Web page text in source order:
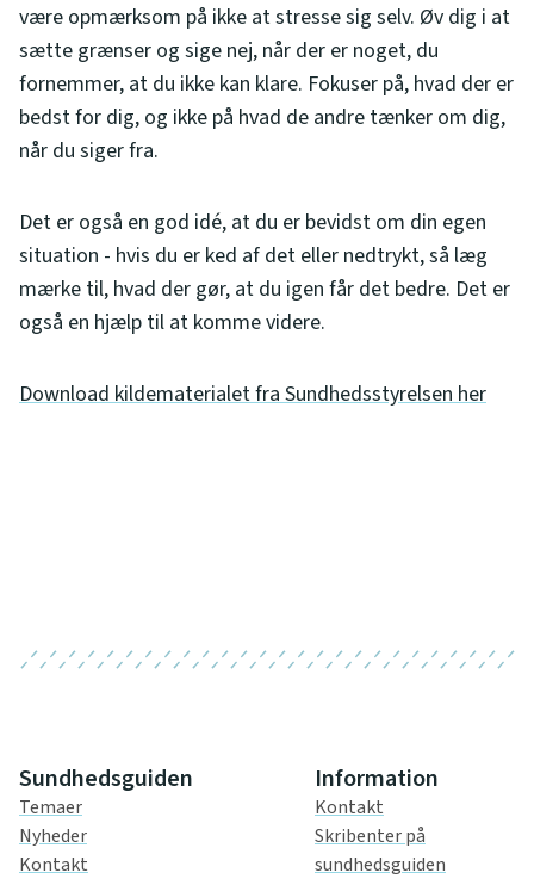
være opmærksom på ikke at stresse sig selv. Øv dig i at
sætte grænser og sige nej, når der er noget, du
fornemmer, at du ikke kan klare. Fokuser på, hvad der er
bedst for dig, og ikke på hvad de andre tænker om dig,
når du siger fra.
Det er også en god idé, at du er bevidst om din egen
situation - hvis du er ked af det eller nedtrykt, så læg
mærke til, hvad der gør, at du igen får det bedre. Det er
også en hjælp til at komme videre.
Download kildematerialet fra Sundhedsstyrelsen her
Sundhedsguiden
Temaer
Nyheder
Kontakt
Information
Kontakt
Skribenter på
sundhedsguiden